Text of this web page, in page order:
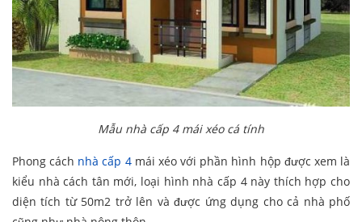
Mẫu nhà cấp 4 mái xéo cá tính
Phong cách nhà cấp 4mái xéo với phần hình hộp được xem là
kiểu nhà cách tân mới, loại hình nhà cấp 4 này thích hợp cho
diện tích từ 50m2 trở lên và được ứng dụng cho cả nhà phố